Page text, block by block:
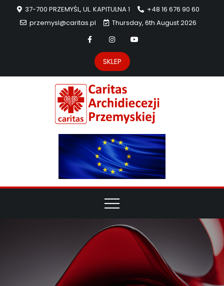
37-700 PRZEMYŚL, UL. KAPITULNA 1
+48 16 676 90 60
przemysl@caritas.pl
Thursday, 6th August 2026
SKLEP